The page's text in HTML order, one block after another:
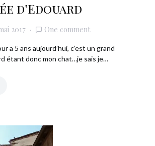
d’Edouard
2017 One comment
a 5 ans aujourd’hui, c’est un grand
étant donc mon chat…je sais je…